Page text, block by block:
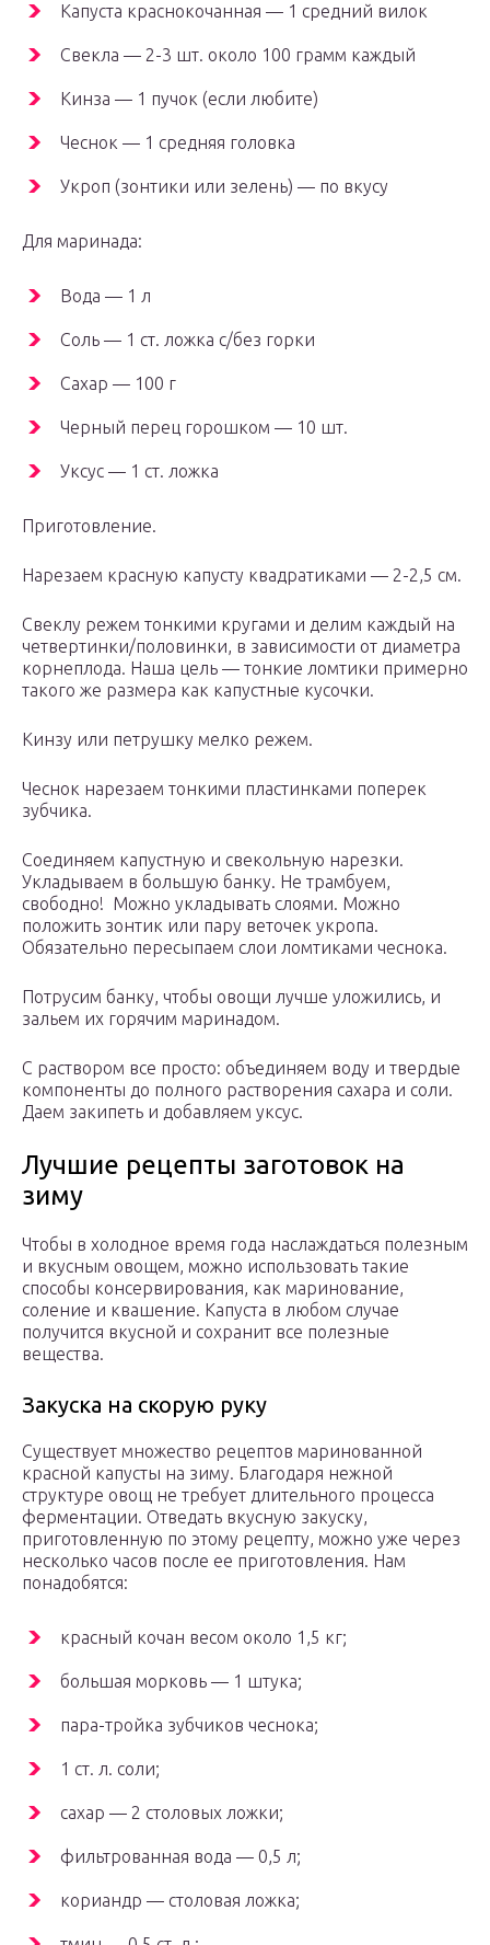
Капуста краснокочанная — 1 средний вилок
Свекла — 2-3 шт. около 100 грамм каждый
Кинза — 1 пучок (если любите)
Чеснок — 1 средняя головка
Укроп (зонтики или зелень) — по вкусу
Для маринада:
Вода — 1 л
Соль — 1 ст. ложка с/без горки
Сахар — 100 г
Черный перец горошком — 10 шт.
Уксус — 1 ст. ложка
Приготовление.
Нарезаем красную капусту квадратиками — 2-2,5 см.
Свеклу режем тонкими кругами и делим каждый на
четвертинки/половинки, в зависимости от диаметра
корнеплода. Наша цель — тонкие ломтики примерно
такого же размера как капустные кусочки.
Кинзу или петрушку мелко режем.
Чеснок нарезаем тонкими пластинками поперек
зубчика.
Соединяем капустную и свекольную нарезки.
Укладываем в большую банку. Не трамбуем,
свободно! Можно укладывать слоями. Можно
положить зонтик или пару веточек укропа.
Обязательно пересыпаем слои ломтиками чеснока.
Потрусим банку, чтобы овощи лучше уложились, и
зальем их горячим маринадом.
С раствором все просто: объединяем воду и твердые
компоненты до полного растворения сахара и соли.
Даем закипеть и добавляем уксус.
Лучшие рецепты заготовок на
зиму
Чтобы в холодное время года наслаждаться полезным
и вкусным овощем, можно использовать такие
способы консервирования, как маринование,
соление и квашение. Капуста в любом случае
получится вкусной и сохранит все полезные
вещества.
Закуска на скорую руку
Существует множество рецептов маринованной
красной капусты на зиму. Благодаря нежной
структуре овощ не требует длительного процесса
ферментации. Отведать вкусную закуску,
приготовленную по этому рецепту, можно уже через
несколько часов после ее приготовления. Нам
понадобятся:
красный кочан весом около 1,5 кг;
большая морковь — 1 штука;
пара-тройка зубчиков чеснока;
1 ст. л. соли;
сахар — 2 столовых ложки;
фильтрованная вода — 0,5 л;
кориандр — столовая ложка;